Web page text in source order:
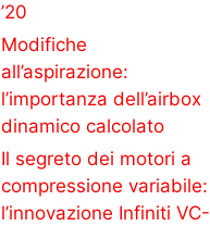
’20
Modifiche
all’aspirazione:
l’importanza dell’airbox
dinamico calcolato
Il segreto dei motori a
compressione variabile:
l’innovazione Infiniti VC-